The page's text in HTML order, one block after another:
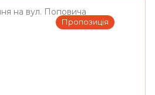
Пропозиція